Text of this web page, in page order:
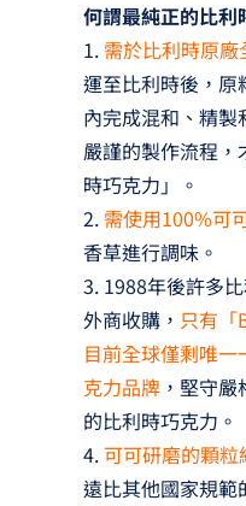
何謂最純正的比利
1. 需於比利時原廠
運至比利時後，
內完成混和、精
嚴謹的製作流程
時巧克力」。
2. 需使用100%可
香草進行調味。
3. 1988年後許多
外商收購， 只有
目前全球僅剩唯
克力品牌，堅守嚴
的比利時巧克力。
4.可可研磨的顆
遠比其他國家規範